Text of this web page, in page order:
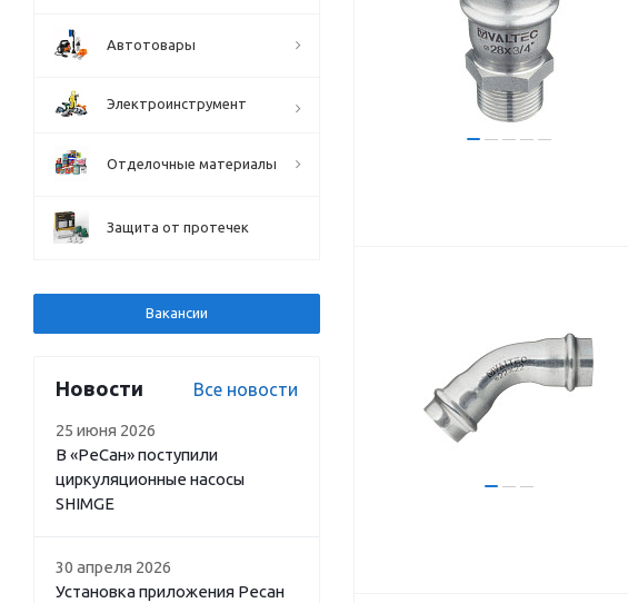
Автотовары
Электроинструмент
Отделочные материалы
Защита от протечек
Вакансии
Новости Все новости
25 июня 2026
В «РеСан» поступили
циркуляционные насосы
SHIMGE
30 апреля 2026
Установка приложения Ресан